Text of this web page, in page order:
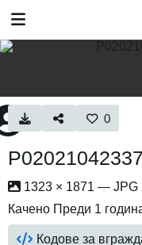
0
1323 × 1871 — JPG
Качено Преди 1
Кодове за